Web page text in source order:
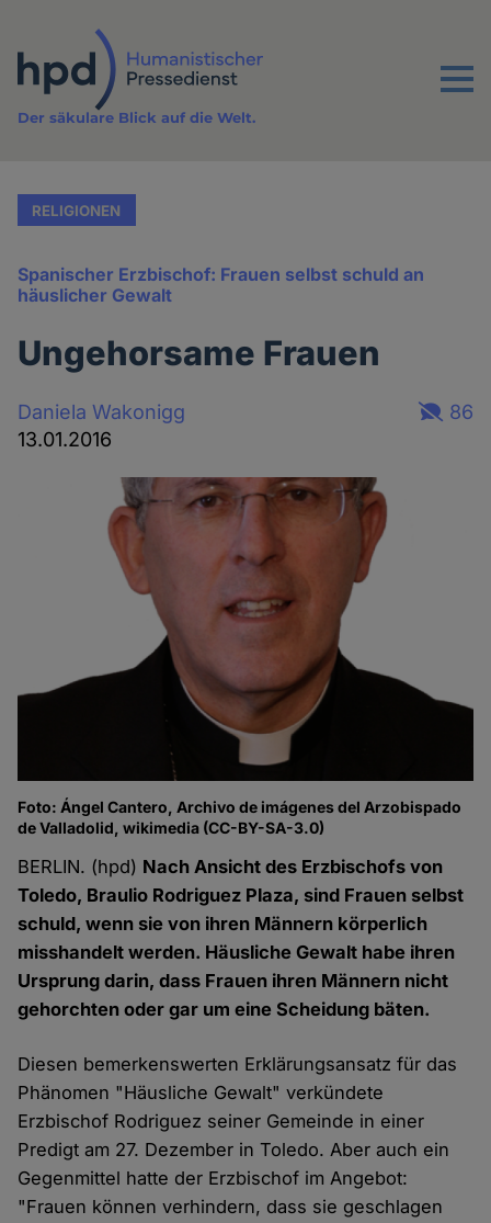
Inhalt
Menu
Der säkulare Blick auf die Welt.
RELIGIONEN
Spanischer Erzbischof: Frauen selbst schuld an
häuslicher Gewalt
Ungehorsame Frauen
Daniela Wakonigg
13.01.2016
86
Foto: Ángel Cantero, Archivo de imágenes del Arzobispado
de Valladolid, wikimedia (CC-BY-SA-3.0)
BERLIN. (hpd) Nach Ansicht des Erzbischofs von
Toledo, Braulio Rodriguez Plaza, sind Frauen selbst
schuld, wenn sie von ihren Männern körperlich
misshandelt werden. Häusliche Gewalt habe ihren
Ursprung darin, dass Frauen ihren Männern nicht
gehorchten oder gar um eine Scheidung bäten.
Diesen bemerkenswerten Erklärungsansatz für das
Phänomen "Häusliche Gewalt" verkündete
Erzbischof Rodriguez seiner Gemeinde in einer
Predigt am 27. Dezember in Toledo. Aber auch ein
Gegenmittel hatte der Erzbischof im Angebot:
"Frauen können verhindern, dass sie geschlagen